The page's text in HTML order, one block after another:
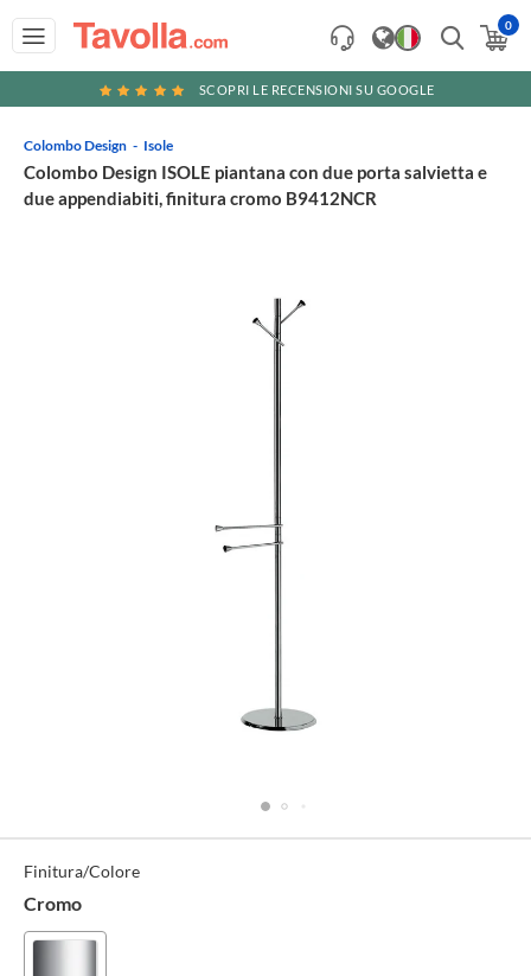
0
SCOPRI LE RECENSIONI SU GOOGLE
Colombo Design Isole
Colombo Design ISOLE piantana con due porta salvietta e
due appendiabiti, finitura cromo B9412NCR
Tecniche
Finitura/Colore
Cromo